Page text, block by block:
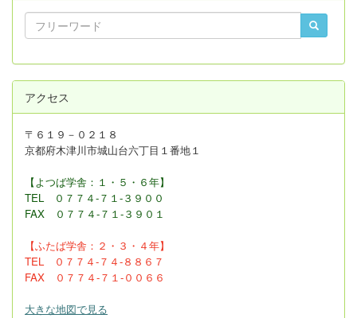
アクセス
〒６１９－０２１８
京都府木津川市城山台六丁目１番地１
【よつば学舎：１・５・６年】
TEL ０７７４-７１-３９００
FAX
０７７４-７１-３９０１
【ふたば学舎：２・３ ・４年】
TEL ０７７４-７４-８８６７
FAX ０７７４-７１-００６６
大きな地図で見る